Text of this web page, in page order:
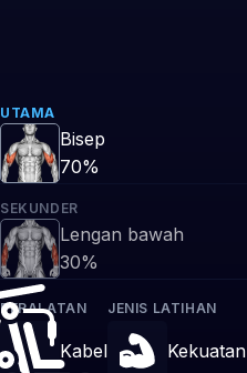
UTAMA
Bisep
70%
SEKUNDER
Lengan bawah
30%
PERALATAN
Kabel
JENIS LATIHAN
Kekuatan